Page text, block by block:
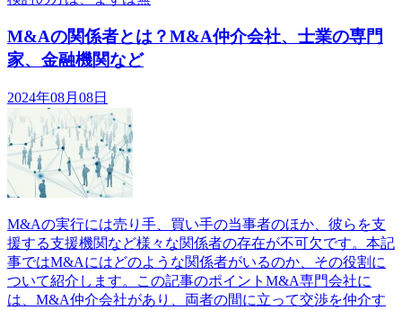
M&Aの関係者とは？M&A仲介会社、士業の専門
家、金融機関など
2024年08月08日
M&Aの実行には売り手、買い手の当事者のほか、彼らを支
援する支援機関など様々な関係者の存在が不可欠です。本記
事ではM&Aにはどのような関係者がいるのか、その役割に
ついて紹介します。この記事のポイントM&A専門会社に
は、M&A仲介会社があり、両者の間に立って交渉を仲介す